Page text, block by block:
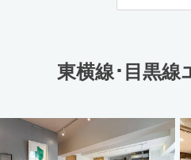
東横線･目黒線